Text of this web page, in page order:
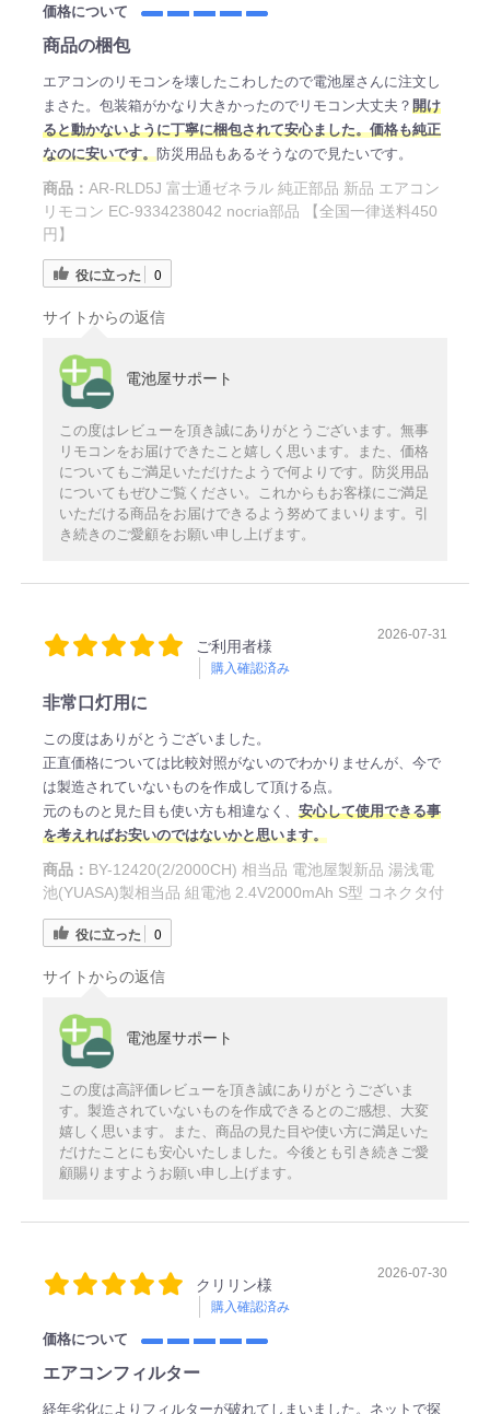
価格について
商品の梱包
エアコンのリモコンを壊したこわしたので電池屋さんに注文し
まさた。包装箱がかなり大きかったのでリモコン大丈夫？ 開け
ると動かないように丁寧に梱包されて安心ました。価格も純正
なのに安いです。防災用品もあるそうなので見たいです。
商品： AR-RLD5J 富士通ゼネラル 純正部品 新品 エアコン
リモコン EC-9334238042 nocria部品 【全国一律送料450
円】
役に立った 0
サイトからの返信
電池屋サポート
この度はレビューを頂き誠にありがとうございます。無事
リモコンをお届けできたこと嬉しく思います。また、価格
についてもご満足いただけたようで何よりです。防災用品
についてもぜひご覧ください。これからもお客様にご満足
いただける商品をお届けできるよう努めてまいります。引
き続きのご愛顧をお願い申し上げます。
ご利用者様
購入確認済み
2026-07-31
非常口灯用に
この度はありがとうございました。
正直価格については比較対照がないのでわかりませんが、今で
は製造されていないものを作成して頂ける点。
元のものと見た目も使い方も相違なく、 安心して使用できる事
を考えればお安いのではないかと思います。
商品： BY-12420(2/2000CH) 相当品 電池屋製新品 湯浅電
池(YUASA)製相当品 組電池 2.4V2000mAh S型 コネクタ付
役に立った 0
サイトからの返信
電池屋サポート
この度は高評価レビューを頂き誠にありがとうございま
す。製造されていないものを作成できるとのご感想、大変
嬉しく思います。また、商品の見た目や使い方に満足いた
だけたことにも安心いたしました。今後とも引き続きご愛
顧賜りますようお願い申し上げます。
クリリン様
購入確認済み
2026-07-30
価格について
エアコンフィルター
経年劣化によりフィルターが破れてしまいました。ネットで探